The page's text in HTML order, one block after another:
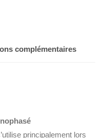
complémentaires
principalement lors